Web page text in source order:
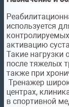
используется
активацию
Такие нагрузки
после тяжелых
также при
Тренажер
центрах,
в спортивной